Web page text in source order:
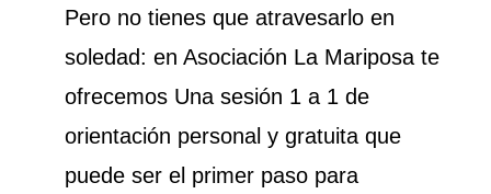
Pero no tienes que atravesarlo en
soledad: en Asociación La Mariposa te
ofrecemos Una sesión 1 a 1 de
orientación personal y gratuita que
puede ser el primer paso para